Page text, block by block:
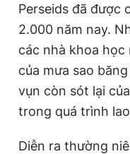
Perseids đã được
2.000 năm nay.
các nhà khoa
của mưa sao
vụn còn sót lại
trong quá trình
Diễn ra thường